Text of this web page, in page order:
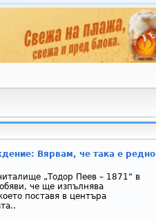
Вярвам, че така е редно
„Тодор Пеев – 1871“ в
че ще изпълнява
поставя в центъра